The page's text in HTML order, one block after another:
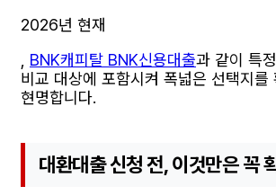
2026년 현재
BNK캐피탈 BNK신용대출과 같이 특
비교 대상에 포함시켜 폭넓은 선택지를
현명합니다.
대환대출 신청 전, 이것만은 꼭